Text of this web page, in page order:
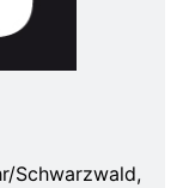
Schwarzwald,